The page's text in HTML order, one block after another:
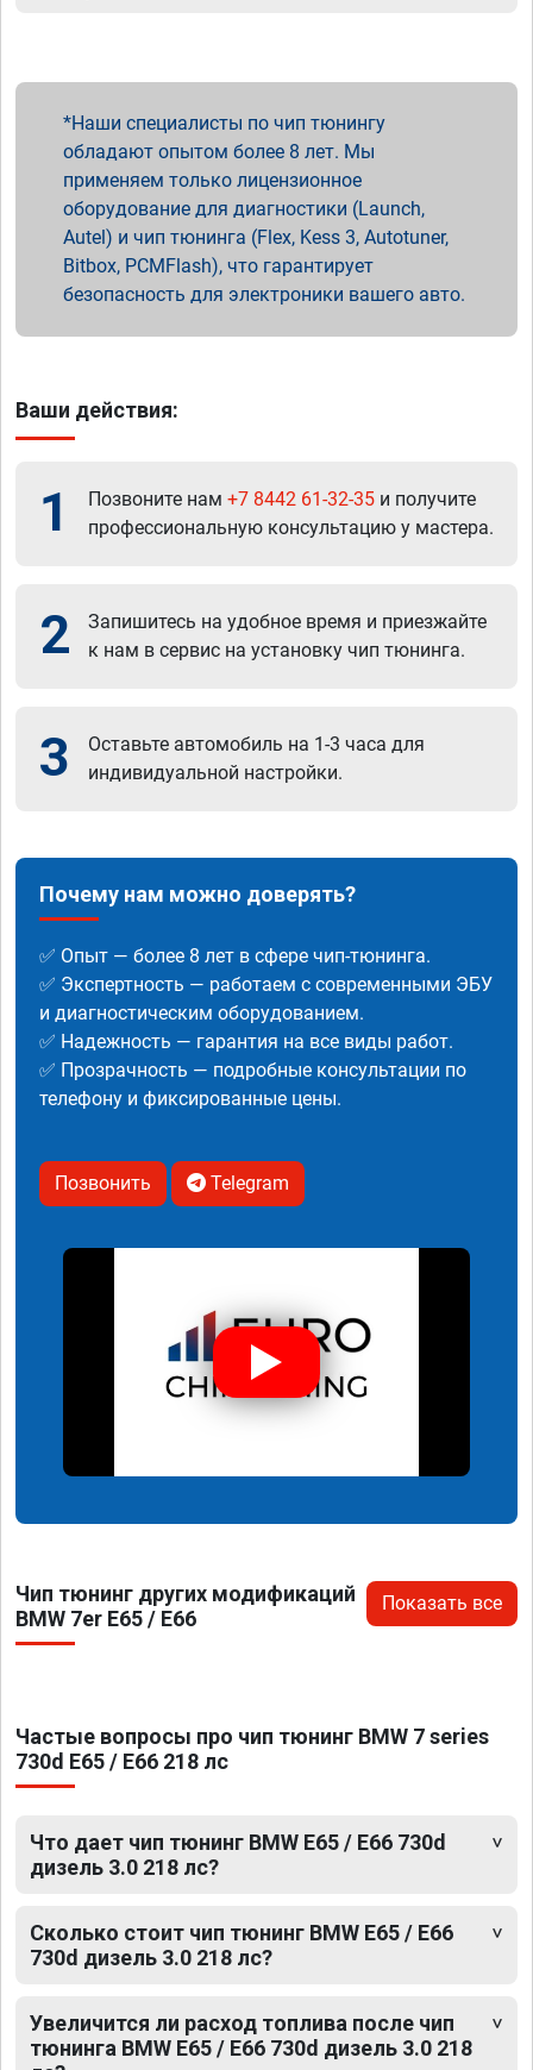
Наши специалисты по чип тюнингу
обладают опытом более 8 лет. Мы
применяем только лицензионное
оборудование для диагностики (Launch,
Autel) и чип тюнинга (Flex, Kess 3, Autotuner,
Bitbox, PCMFlash), что гарантирует
безопасность для электроники вашего авто.
Ваши действия:
1 Позвоните нам +7 8442 61-32-35 и получите
профессиональную консультацию у мастера.
2
Запишитесь на удобное время и приезжайте
к нам в сервис на установку чип тюнинга.
3
Оставьте автомобиль на 1-3 часа для
индивидуальной настройки.
Почему нам можно доверять?
✅ Опыт — более 8 лет в сфере чип-тюнинга.
✅ Экспертность — работаем с современными ЭБУ
и диагностическим оборудованием.
✅ Надежность — гарантия на все виды работ.
✅ Прозрачность — подробные консультации по
телефону и фиксированные цены.
Позвонить Telegram
Чип тюнинг других модификаций
BMW 7er E65 / E66
Показать все
Частые вопросы про чип тюнинг BMW 7 series
730d E65 / E66 218 лс
Что дает чип тюнинг BMW E65 / E66 730d
дизель 3.0 218 лс?
Сколько стоит чип тюнинг BMW E65 / E66
730d дизель 3.0 218 лс?
Увеличится ли расход топлива после чип
тюнинга BMW E65 / E66 730d дизель 3.0 218